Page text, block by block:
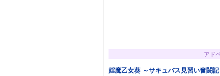
アド
婬魔乙女葵 ～サキュバス見習い奮闘